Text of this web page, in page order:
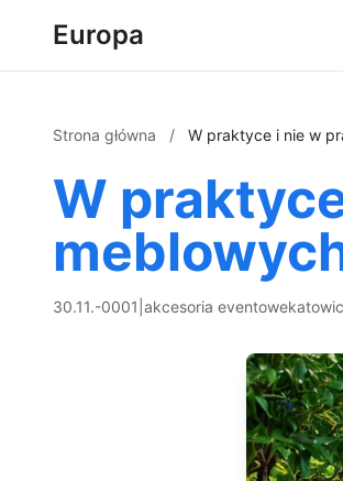
Europa
Strona główna / W praktyce i nie w
W
30.11.-0001 akcesoria eventowe